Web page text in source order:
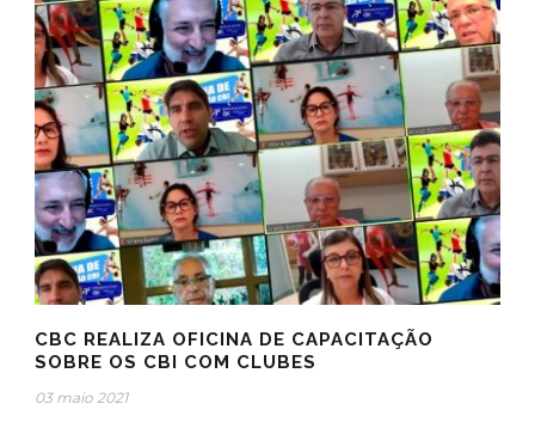
CBC REALIZA OFICINA DE CAPACITAÇÃO
SOBRE OS CBI COM CLUBES
03 maio 2021